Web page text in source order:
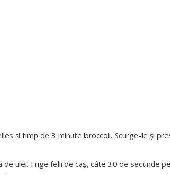
și timp de 3 minute broccoli. Scurge-le și
ulei. Frige felii de caș, câte 30 de se­cunde